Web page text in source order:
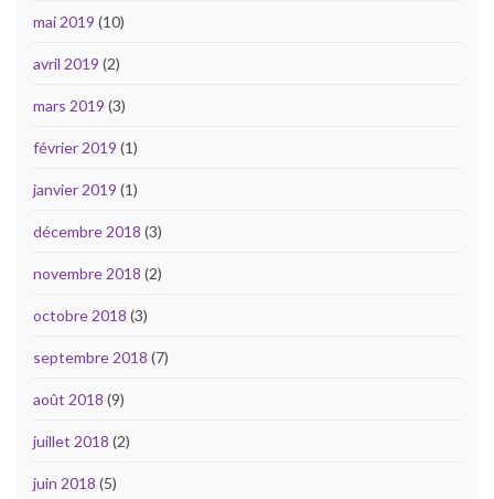
mai 2019 (10)
avril 2019 (2)
mars 2019 (3)
février 2019 (1)
janvier 2019 (1)
décembre 2018 (3)
novembre 2018 (2)
octobre 2018 (3)
septembre 2018 (7)
août 2018 (9)
juillet 2018 (2)
juin 2018 (5)